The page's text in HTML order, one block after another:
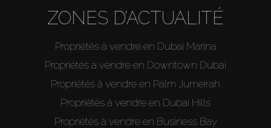
ZONES D’ACTUALITÉ
Propriétés à vendre en Dubai Marina
Propriétés à vendre en Downtown Dubai
Propriétés à vendre en Palm Jumeirah
Propriétés à vendre en Dubai Hills
Propriétés à vendre en Business Bay